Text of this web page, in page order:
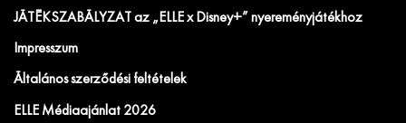
JÁTÉKSZABÁLYZAT az „ELLE x Disney+” nyereményjátékhoz
Impresszum
Általános szerződési feltételek
ELLE Médiaajánlat 2026